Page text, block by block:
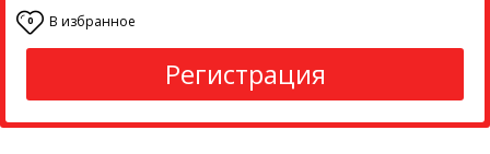
0 В избранное
Регистрация